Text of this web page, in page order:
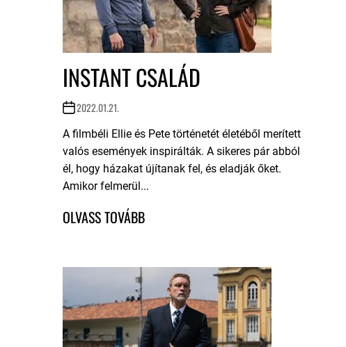
INSTANT CSALÁD
2022.01.21.
A filmbéli Ellie és Pete történetét életéből merített
valós események inspirálták. A sikeres pár abból
él, hogy házakat újítanak fel, és eladják őket.
Amikor felmerül...